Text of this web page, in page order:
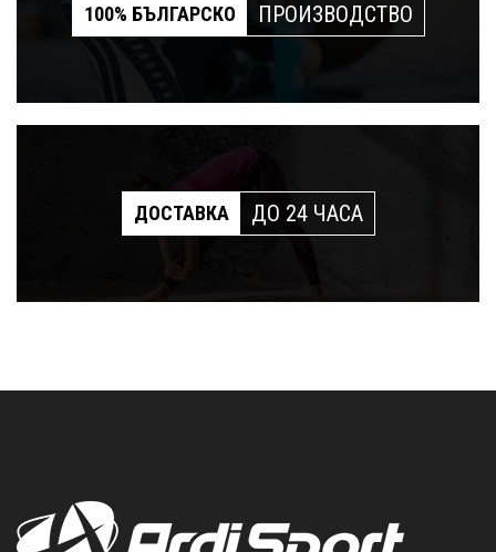
100% БЪЛГАРСКО ПРОИЗВОДСТВО
ДОСТАВКА ДО 24 ЧАСА